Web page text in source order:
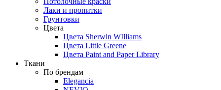
Лаки и пропитки
Грунтовки
Цвета
Цвета Sherwin WIlliams
Цвета Little Greene
Цвета Paint and Paper Library
Ткани
По брендам
Elegancia